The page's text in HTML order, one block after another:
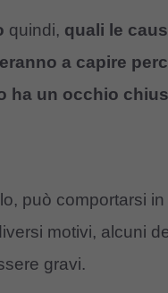
quindi, quali le
a capire
ha un occhio
può comportarsi
motivi, alcuni
gravi.